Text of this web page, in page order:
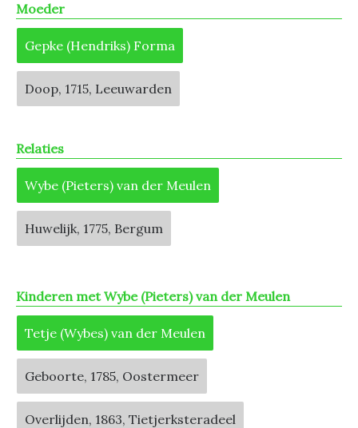
Moeder
Gepke (Hendriks) Forma
Doop, 1715, Leeuwarden
Relaties
Wybe (Pieters) van der Meulen
Huwelijk, 1775, Bergum
Kinderen met Wybe (Pieters) van der Meulen
Tetje (Wybes) van der Meulen
Geboorte, 1785, Oostermeer
Overlijden, 1863, Tietjerksteradeel